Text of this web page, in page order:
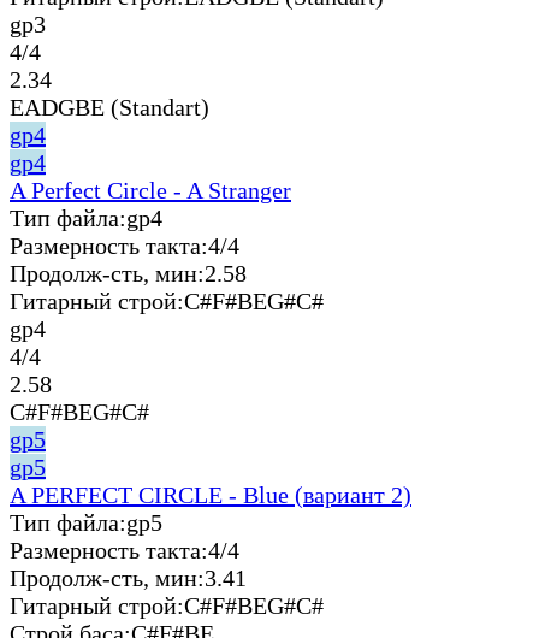
gp3
4/4
2.34
EADGBE (Standart)
gp4
gp4
A Perfect Circle - A Stranger
Тип файла:gp4
Размерность такта:4/4
Продолж-сть, мин:2.58
Гитарный строй:C#F#BEG#C#
gp4
4/4
2.58
C#F#BEG#C#
gp5
gp5
A PERFECT CIRCLE - Blue (вариант 2)
Тип файла:gp5
Размерность такта:4/4
Продолж-сть, мин:3.41
Гитарный строй:C#F#BEG#C#